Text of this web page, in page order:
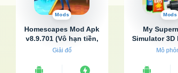
Mods
Homescapes Mod Apk
v8.9.701 (Vô hạn tiền,
sao)
Giải đố
Mods
My
Simulator 3D
v1.35.0 (Vô
Mô